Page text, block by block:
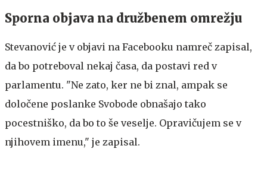
Sporna objava na družbenem omrežju
Stevanović je v objavi na Facebooku namreč zapisal,
da bo potreboval nekaj časa, da postavi red v
parlamentu. "Ne zato, ker ne bi znal, ampak se
določene poslanke Svobode obnašajo tako
pocestniško, da bo to še veselje. Opravičujem se v
njihovem imenu," je zapisal.